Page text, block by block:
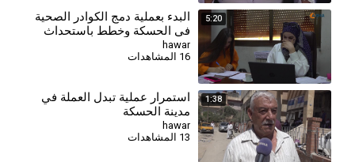
5:20
البدء بعملية دمج الكوادر الصحية
في الحسكة وخطط باستحداث
مراكز جديدة
hawar
16 المشاهدات
1:38
استمرار عملية تبدل العملة في
مدينة الحسكة
hawar
13 المشاهدات